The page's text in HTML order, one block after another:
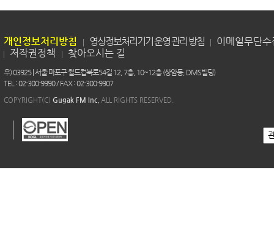
개인정보처리방침 영상정보처리기기 운영 관리 방침
이메일무단
저작권정책
찾아오시는 길
우) 03925 | 서울 마포구 월드컵북로54길 12, 7층, 10~12층 (상암동, DMS빌딩)
TEL : 02-300-9990 / FAX : 02-300-9907
COPYRIGHT(C) Gugak FM Inc. ALL RIGHTS RESERVED.